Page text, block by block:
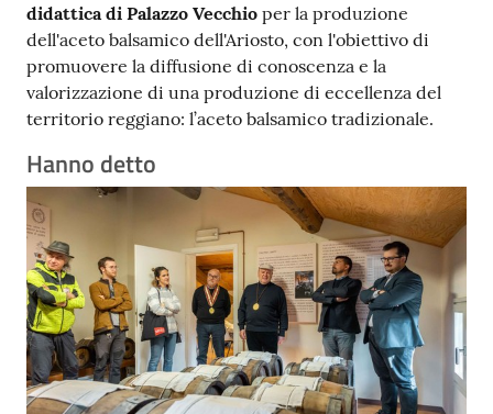
didattica di Palazzo Vecchio per la produzione
dell'aceto balsamico dell'Ariosto, con l'obiettivo di
promuovere la diffusione di conoscenza e la
valorizzazione di una produzione di eccellenza del
territorio reggiano: l’aceto balsamico tradizionale.
Hanno detto